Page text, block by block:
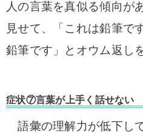
人の言葉を真似る傾向が
見せて、「これは鉛筆で
鉛筆です」とオウム返し
症状⑦言葉が上手く話せない
語彙の理解力が低下し